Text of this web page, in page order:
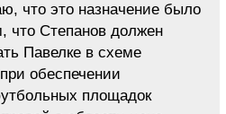
что это назначение было
что Степанов должен
Павелке в схеме
обеспечении
площадок